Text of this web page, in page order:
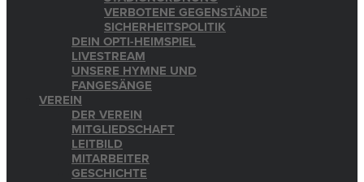
VERBOTENE GEGENSTÄNDE
SICHERHEITSPOLITIK
DEIN OPTI-HEIMSPIEL
LIVESTREAM
UNSERE HYMNE UND
FANGESÄNGE
VEREIN
DER VEREIN
MITGLIEDSCHAFT
LEITBILD
MITARBEITER
GESCHICHTE